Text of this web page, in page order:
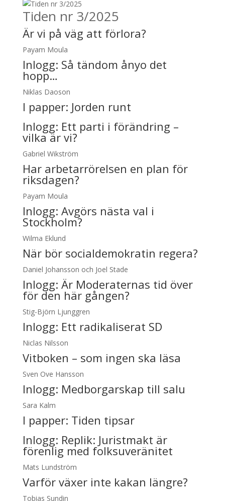
Tiden nr 3/2025
Är vi på väg att förlora?
Payam Moula
Inlogg: Så tändom ånyo det
hopp…
Niklas Daoson
I papper: Jorden runt
Inlogg: Ett parti i förändring –
vilka är vi?
Gabriel Wikström
Har arbetarrörelsen en plan för
riksdagen?
Payam Moula
Inlogg: Avgörs nästa val i
Stockholm?
Wilma Eklund
När bör socialdemokratin regera?
Daniel Johansson och Joel Stade
Inlogg: Är Moderaternas tid över
för den här gången?
Stig-Björn Ljunggren
Inlogg: Ett radikaliserat SD
Niclas Nilsson
Vitboken – som ingen ska läsa
Sven Ove Hansson
Inlogg: Medborgarskap till salu
Sara Kalm
I papper: Tiden tipsar
Inlogg: Replik: Juristmakt är
förenlig med folksuveränitet
Mats Lundström
Varför växer inte kakan längre?
Tobias Sundin